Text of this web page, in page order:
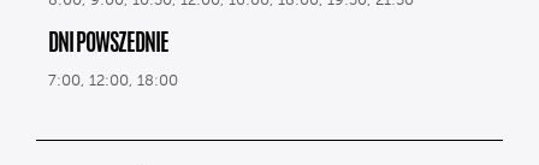
DNI POWSZEDNIE
7:00, 12:00, 18:00